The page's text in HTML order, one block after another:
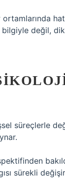
değil,
süreçlerle
sürekli